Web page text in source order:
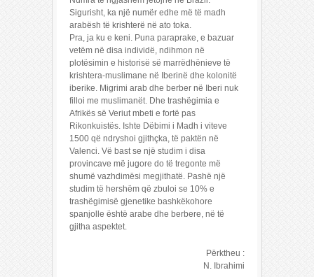
Sigurisht, ka një numër edhe më të madh
arabësh të krishterë në ato toka.
Pra, ja ku e keni. Puna paraprake, e bazuar
vetëm në disa individë, ndihmon në
plotësimin e historisë së marrëdhënieve të
krishtera-muslimane në Iberinë dhe kolonitë
iberike. Migrimi arab dhe berber në Iberi nuk
filloi me muslimanët. Dhe trashëgimia e
Afrikës së Veriut mbeti e fortë pas
Rikonkuistës. Ishte Dëbimi i Madh i viteve
1500 që ndryshoi gjithçka, të paktën në
Valenci. Vë bast se një studim i disa
provincave më jugore do të tregonte më
shumë vazhdimësi megjithatë. Pashë një
studim të hershëm që zbuloi se 10% e
trashëgimisë gjenetike bashkëkohore
spanjolle është arabe dhe berbere, në të
gjitha aspektet.
Përktheu :
N. Ibrahimi